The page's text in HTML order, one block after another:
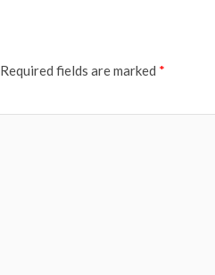
Required fields are marked *